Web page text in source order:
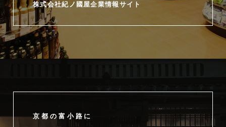
株式会社紀ノ國屋企業情報サイト
京都の富小路に